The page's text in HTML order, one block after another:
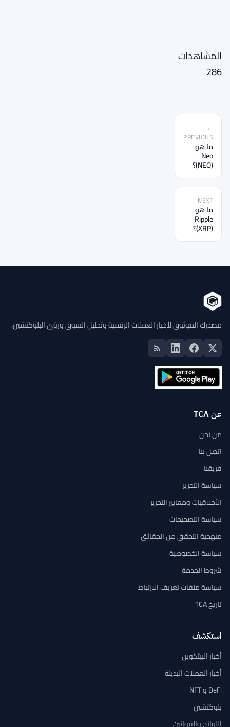
المشاهدات
286
←
PREVIOUS
ما هو
Neo
(NEO)؟
NEXT →
ما هو
Ripple
(XRP)؟
مصدرك الموثوق لأخبار العملات الرقمية وتحليل السوق ورؤى البلوكتشين.
عن TCA
من نحن
اتصل بنا
فريقنا
سياسة التحرير
الأخلاقيات ومعايير التحرير
سياسة التصحيحات
منهجية التحقق من الحقائق
سياسة الخصوصية
شروط الخدمة
سياسة ملفات تعريف الارتباط
تاريخ TCA
استكشف
أخبار البيتكوين
أخبار العملات البديلة
DeFi و NFT
بلوكتشين
اللوائح والقوانين